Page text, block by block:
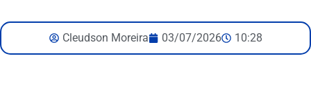
Cleudson Moreira 03/07/2026 10:28